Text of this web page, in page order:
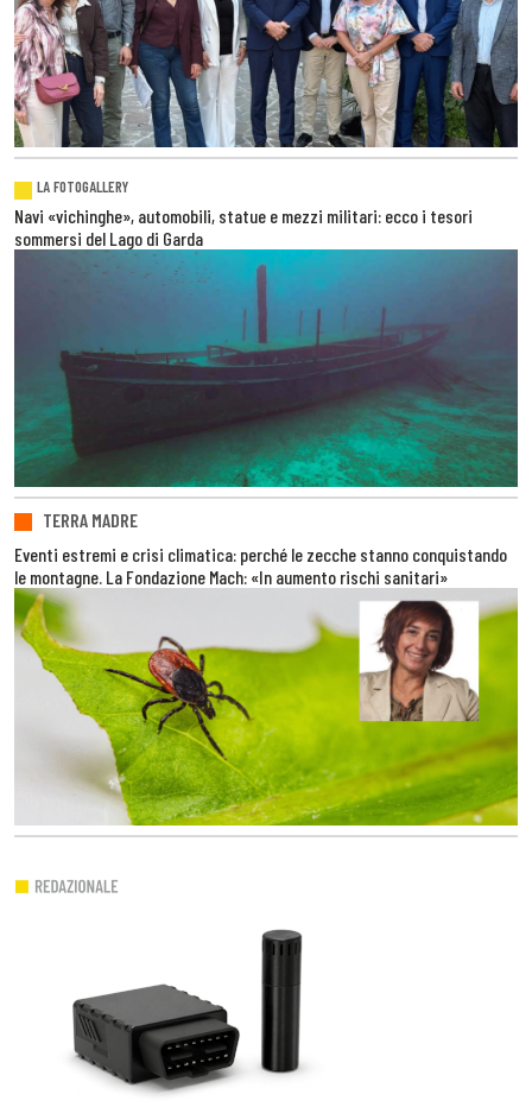
LA FOTOGALLERY
Navi «vichinghe», automobili, statue e mezzi militari: ecco i tesori
sommersi del Lago di Garda
TERRA MADRE
Eventi estremi e crisi climatica: perché le zecche stanno conquistando
le montagne. La Fondazione Mach: «In aumento rischi sanitari»